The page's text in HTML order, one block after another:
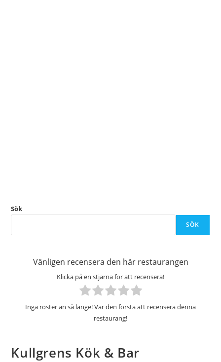
Sök
SÖK
Vänligen recensera den här restaurangen
Klicka på en stjärna för att recensera!
Inga röster än så länge! Var den första att recensera denna
restaurang!
Kullgrens Kök & Bar